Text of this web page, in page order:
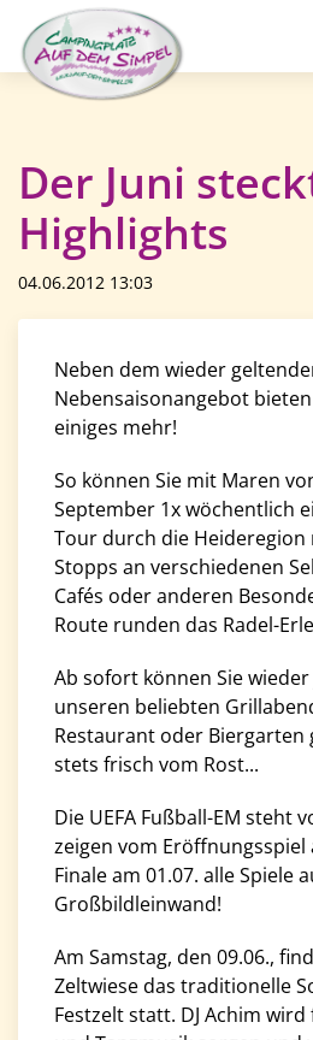
Der Juni
Highlights
04.06.2012 13:03
Neben dem wieder
Nebensaisonangebot
einiges mehr!
So können Sie mit Maren
September 1x wöchentlich
Tour durch die Heideregion
Stopps an verschiedenen
Cafés oder anderen
Route runden das Radel-
Ab sofort können Sie
unseren beliebten
Restaurant oder Biergarten
stets frisch vom Rost...
Die UEFA Fußball-EM steht
zeigen vom Eröffnungsspiel
Finale am 01.07. alle Spiele
Großbildleinwand!
Am Samstag, den 09.06.,
Zeltwiese das traditionelle
Festzelt statt. DJ Achim